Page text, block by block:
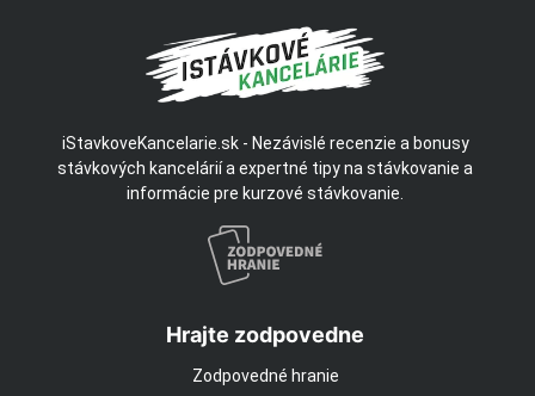
iStavkoveKancelarie.sk - Nezávislé recenzie a bonusy
stávkových kancelárií a expertné tipy na stávkovanie a
informácie pre kurzové stávkovanie.
Hrajte zodpovedne
Zodpovedné hranie